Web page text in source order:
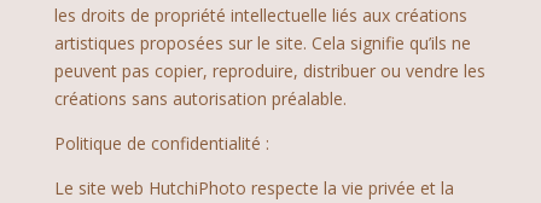
les droits de propriété intellectuelle liés aux créations
artistiques proposées sur le site. Cela signifie qu’ils ne
peuvent pas copier, reproduire, distribuer ou vendre les
créations sans autorisation préalable.
Politique de confidentialité :
Le site web HutchiPhoto respecte la vie privée et la